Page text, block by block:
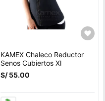
KAMEX Chaleco Reductor
Senos Cubiertos Xl
S/ 55.00